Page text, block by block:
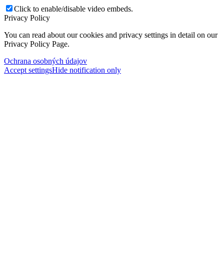
Click to enable/disable video embeds.
Privacy Policy
You can read about our cookies and privacy settings in detail on our
Privacy Policy Page.
Ochrana osobných údajov
Accept settingsHide notification only